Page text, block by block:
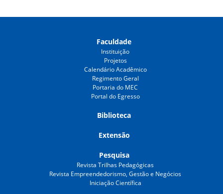
Faculdade
Instituição
Projetos
Calendário Acadêmico
Regimento Geral
Portaria do MEC
Portal do Egresso
Biblioteca
Extensão
Pesquisa
Revista Trilhas Pedagógicas
Revista Empreendedorismo, Gestão e Negócios
Iniciação Científica